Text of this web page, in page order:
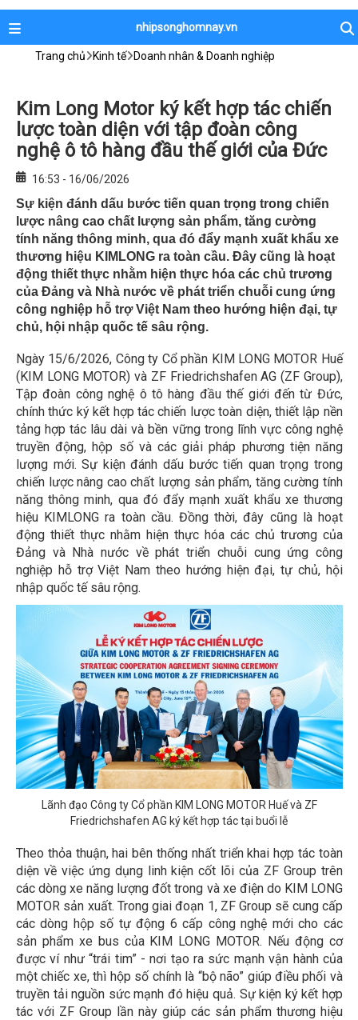
nhipsonghomnay.vn
Trang chủ Kinh tế Doanh nhân & Doanh nghiệp
Kim Long Motor ký kết hợp tác chiến
lược toàn diện với tập đoàn công
nghệ ô tô hàng đầu thế giới của Đức
16:53 - 16/06/2026
Sự kiện đánh dấu bước tiến quan trọng trong chiến
lược nâng cao chất lượng sản phẩm, tăng cường
tính năng thông minh, qua đó đẩy mạnh xuất khẩu xe
thương hiệu KIMLONG ra toàn cầu. Đây cũng là hoạt
động thiết thực nhằm hiện thực hóa các chủ trương
của Đảng và Nhà nước về phát triển chuỗi cung ứng
công nghiệp hỗ trợ Việt Nam theo hướng hiện đại, tự
chủ, hội nhập quốc tế sâu rộng.
Ngày 15/6/2026, Công ty Cổ phần KIM LONG MOTOR Huế
(KIM LONG MOTOR) và ZF Friedrichshafen AG (ZF Group),
Tập đoàn công nghệ ô tô hàng đầu thế giới đến từ Đức,
chính thức ký kết hợp tác chiến lược toàn diện, thiết lập nền
tảng hợp tác lâu dài và bền vững trong lĩnh vực công nghệ
truyền động, hộp số và các giải pháp phương tiện năng
lượng mới. Sự kiện đánh dấu bước tiến quan trọng trong
chiến lược nâng cao chất lượng sản phẩm, tăng cường tính
năng thông minh, qua đó đẩy mạnh xuất khẩu xe thương
hiệu KIMLONG ra toàn cầu. Đồng thời, đây cũng là hoạt
động thiết thực nhằm hiện thực hóa các chủ trương của
Đảng và Nhà nước về phát triển chuỗi cung ứng công
nghiệp hỗ trợ Việt Nam theo hướng hiện đại, tự chủ, hội
nhập quốc tế sâu rộng.
Lãnh đạo Công ty Cổ phần KIM LONG MOTOR Huế và ZF
Friedrichshafen AG ký kết hợp tác tại buổi lễ
Theo thỏa thuận, hai bên thống nhất triển khai hợp tác toàn
diện về việc ứng dụng linh kiện cốt lõi của ZF Group trên
các dòng xe năng lượng đốt trong và xe điện do KIM LONG
MOTOR sản xuất. Trong giai đoạn 1, ZF Group sẽ cung cấp
các dòng hộp số tự động 6 cấp công nghệ mới cho các
sản phẩm xe bus của KIM LONG MOTOR. Nếu động cơ
được ví như “trái tim” - nơi tạo ra sức mạnh vận hành của
một chiếc xe, thì hộp số chính là “bộ não” giúp điều phối và
truyền tải nguồn sức mạnh đó hiệu quả. Sự kiện ký kết hợp
tác với ZF Group lần này giúp các sản phẩm thương hiệu